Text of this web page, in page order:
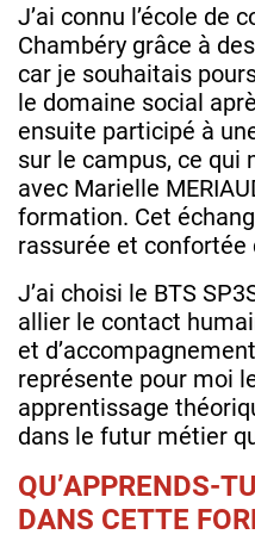
J’ai connu l’école de
Chambéry grâce à
car je souhaitais
le domaine social
ensuite participé à
sur le campus, ce qui
avec Marielle
formation. Cet
rassurée et confortée
J’ai choisi le BTS
allier le contact
et
représente pour moi
apprentissage
dans le futur métier
QU’APPRENDS-
DANS CETTE